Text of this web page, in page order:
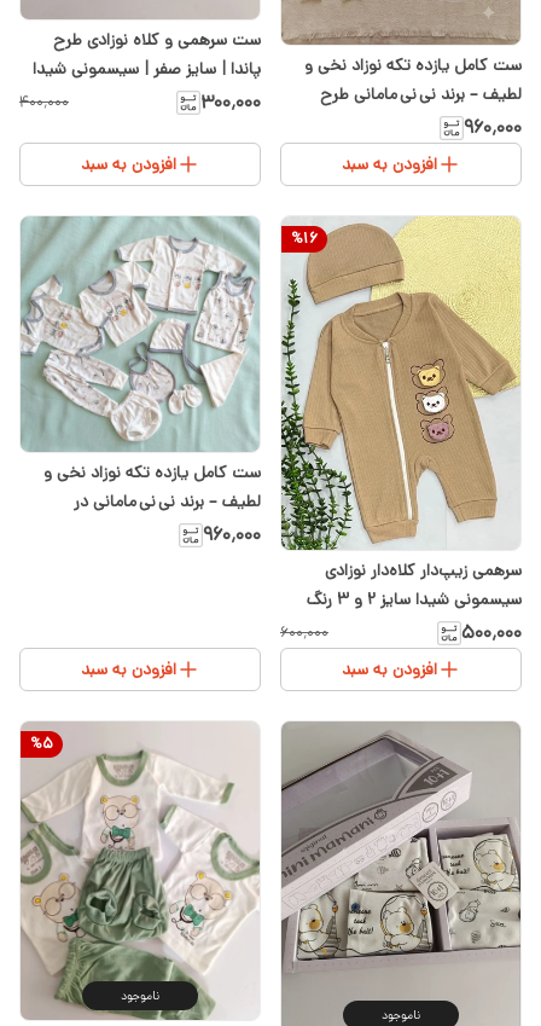
ست کامل یازده تکه نوزاد نخی و
لطیف – برند نی نی مامانی طرح
خرگوش صورتی | در سیسمونی شیدا
۹۶۰٬۰۰۰
افزودن به سبد
ست سرهمی و کلاه نوزادی طرح
پاندا | سایز صفر | سیسمونی شیدا
رنگ آبی
۳۰۰٬۰۰۰ ۴۰۰٬۰۰۰
افزودن به سبد
%16
سرهمی زیپ‌دار کلاه‌دار نوزادی
سیسمونی شیدا سایز ۲ و ۳ رنگ
شکلاتی
۵۰۰٬۰۰۰ ۶۰۰٬۰۰۰
افزودن به سبد
ست کامل یازده تکه نوزاد نخی و
لطیف – برند نی نی مامانی در
سیسمونی شیدا
۹۶۰٬۰۰۰
افزودن به سبد
ناموجود
%5
ناموجود